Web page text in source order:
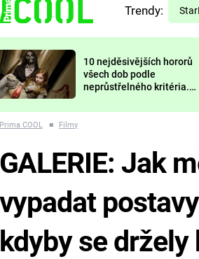
PREDÁTOR
Trendy:
10 nejděsivějších hororů
všech dob podle
neprůstřelného kritéria.
nejvíc zvednou tep?
Prima COOL ■ Filmy
GALERIE: Jak
vypadat
kdyby se